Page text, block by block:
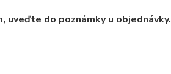
do poznámky u objednávky.